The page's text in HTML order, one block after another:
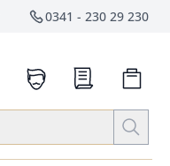
Service-
0341 - 230 29 230
anrufen